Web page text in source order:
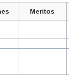
Meritos